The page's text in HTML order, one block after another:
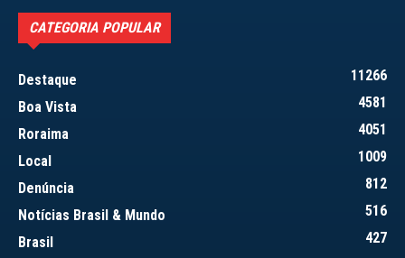
CATEGORIA POPULAR
Destaque
11266
Boa Vista
4581
Roraima
4051
Local
1009
Denúncia
812
Notícias Brasil & Mundo
516
Brasil
427